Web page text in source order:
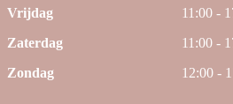
Vrijdag
11:00 -
Zaterdag
11:00 -
Zondag
12:00 -